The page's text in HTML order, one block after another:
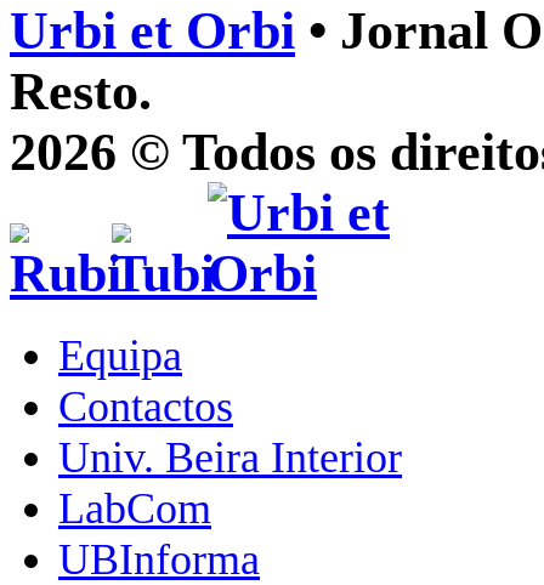
Urbi et Orbi • Jornal
Resto.
2026 © Todos os
Equipa
Contactos
Univ. Beira Interior
LabCom
UBInforma